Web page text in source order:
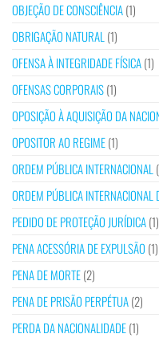
OBJEÇÃO DE CONSCIÊNCIA(1)
OBRIGAÇÃO NATURAL (1)
OFENSA À INTEGRIDADE FÍSICA(1)
OFENSAS CORPORAIS(1)
OPOSIÇÃO À AQUISIÇÃO DA
OPOSITOR AO REGIME(1)
ORDEM PÚBLICA INTERNACIONAL
ORDEM PÚBLICA INTERNACIONAL
PEDIDO DE PROTEÇÃO JURÍDICA(1)
PENA ACESSÓRIA DE EXPULSÃO (1)
PENA DE MORTE(2)
PENA DE PRISÃO PERPÉTUA(2)
PERDA DA NACIONALIDADE(1)